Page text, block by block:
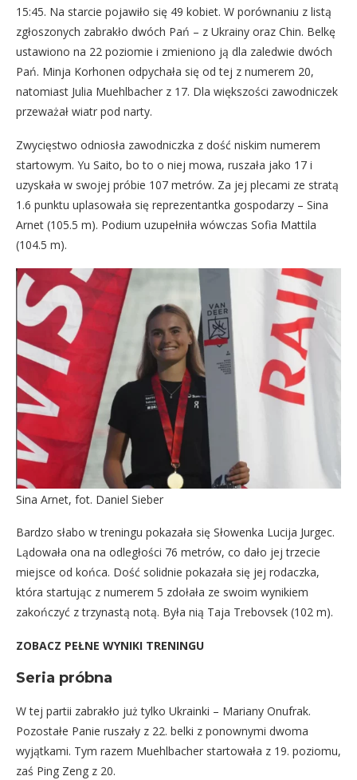
15:45. Na starcie pojawiło się 49 kobiet. W porównaniu z listą
zgłoszonych zabrakło dwóch Pań – z Ukrainy oraz Chin. Belkę
ustawiono na 22 poziomie i zmieniono ją dla zaledwie dwóch
Pań. Minja Korhonen odpychała się od tej z numerem 20,
natomiast Julia Muehlbacher z 17. Dla większości zawodniczek
przeważał wiatr pod narty.
Zwycięstwo odniosła zawodniczka z dość niskim numerem
startowym. Yu Saito, bo to o niej mowa, ruszała jako 17 i
uzyskała w swojej próbie 107 metrów. Za jej plecami ze stratą
1.6 punktu uplasowała się reprezentantka gospodarzy – Sina
Arnet (105.5 m). Podium uzupełniła wówczas Sofia Mattila
(104.5 m).
Sina Arnet, fot. Daniel Sieber
Bardzo słabo w treningu pokazała się Słowenka Lucija Jurgec.
Lądowała ona na odległości 76 metrów, co dało jej trzecie
miejsce od końca. Dość solidnie pokazała się jej rodaczka,
która startując z numerem 5 zdołała ze swoim wynikiem
zakończyć z trzynastą notą. Była nią Taja Trebovsek (102 m).
ZOBACZ PEŁNE WYNIKI TRENINGU
Seria próbna
W tej partii zabrakło już tylko Ukrainki – Mariany Onufrak.
Pozostałe Panie ruszały z 22. belki z ponownymi dwoma
wyjątkami. Tym razem Muehlbacher startowała z 19. poziomu,
zaś Ping Zeng z 20.